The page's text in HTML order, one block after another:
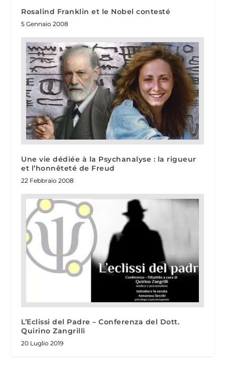
Rosalind Franklin et le Nobel contesté
5 Gennaio 2008
Une vie dédiée à la Psychanalyse : la rigueur
et l’honnêteté de Freud
22 Febbraio 2008
L’Eclissi del Padre – Conferenza del Dott.
Quirino Zangrilli
20 Luglio 2019